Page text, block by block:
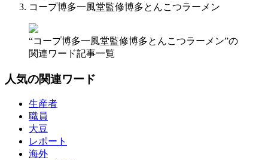
コープ博多一風堂監修博多とんこつラーメン
“コープ博多一風堂監修博多とんこつラーメン”の
関連ワード記事一覧
人気の関連ワード
生産者
職員
大豆
レポート
海外